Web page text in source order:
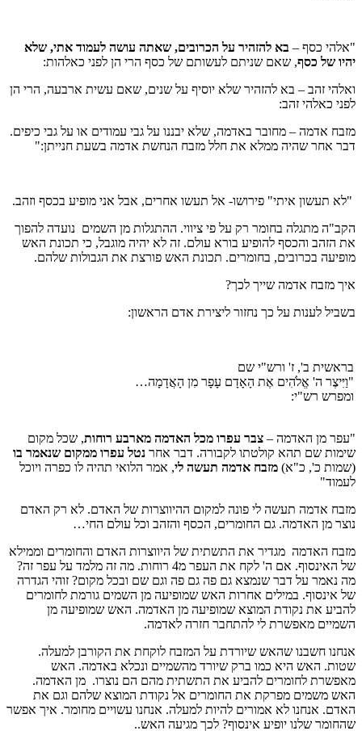
"אלהי כסף – בא להזהיר על הכרובים, שאתה עושה לעמוד אתי, שלא
יהיו של כסף, שאם שניתם לעשותם של כסף הרי הן לפני כאלהות:
ואלהי זהב – בא להזהיר שלא יוסיף על שנים, שאם עשית ארבעה, הרי הן
לפני כאלהי זהב:
מזבח אדמה – מחובר באדמה, שלא יבננו על גבי עמודים או על גבי כיפים.
דבר אחר שהיה ממלא את חלל מזבח הנחשת אדמה בשעת חנייתן:"
"לא תעשון איתי" פירושו- אל תעשו אחרים, אבל אני מופיע בכסף וזהב.
הקב"ה מתגלה בחומר רק על פי ציווי. ההתגלות מן השמים נועדה להפוך
את הזהב והכסף להופיע בורא עולם. זה לא יהיה מוגבל, כי תכונת האש
מופיעה בכרובים, בחומרים. תכונת האש פורצת את הגבולות שלהם.
איך מזבח אדמה שייך לכך?
בשביל לענות על כך נחזור ליצירת אדם הראשון:
בראשית ב', ז' ורש"י שם
"וַיִּיצֶר ה' אֱלֹהִים אֶת הָאָדָם עָפָר מִן הָאֲדָמָה…
ומפרש רש"י:
"עפר מן האדמה – צבר עפרו מכל האדמה מארבע רוחות, שכל מקום
שימות שם תהא קולטתו לקבורה. דבר אחר נטל עפרו ממקום שנאמר בו
(שמות כ', כ"א) מזבח אדמה תעשה לי, אמר הלואי תהיה לו כפרה ויוכל
לעמוד"
מזבח אדמה תעשה לי פונה למקום ההיווצרות של האדם. לא רק האדם
נוצר מן האדמה. גם החומרים, הכסף והזהב וכל עולם החי…
מזבח האדמה מגדיר את התשתית של היווצרות האדם והחומרים וממילא
של האינסוף. אם ה' לקח את העפר מ4 רוחות. מה זה מלמד על עפר זה?
מה נאמר על דבר שנמצא גם פה גם פה וגם שם ובכל מקום? זוהי הגדרה
של אינסוף. במילים אחרות האש שמופיעה מן השמים גורמת לחומרים
להביע את נקודת המוצא שמופיעה מן האדמה. האש שמופיעה מן
השמיים מאפשרת לי להתחבר חזרה לאדמה.
אנחנו חשבנו שהאש שיורדת על המזבח לוקחת את הקורבן למעלה.
שטות. האש היא כמו ברק שיורד מהשמיים ונכלא באדמה. האש
מאפשרת לחומרים להביע את התשתית מהם הם נוצרו. מן האדמה.
האש משמים מפרקת את החומרים אל נקודת המוצא שלהם וגם את
האדם. אנחנו לא אמורים להיות למעלה. אנחנו עשויים מחומר. איך אפשר
שהחומר שלנו יופיע אינסוף? לכך מגיעה האש..